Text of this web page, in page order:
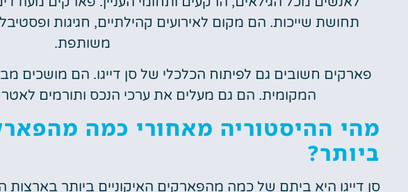
תחושת שייכות. הם מקום לאירועים קהילתיים, חגיגות
משותפת.
פארקים חשובים גם לפיתוח הכלכלי של סן דייגו. הם מושכים
המקומית. הם גם מעלים את ערכי הנכס ותורמים
מהי ההיסטוריה מאחורי כמה
ביותר?
סן דייגו היא ביתם של כמה מהפארקים האיקוניים ביותר בארצות